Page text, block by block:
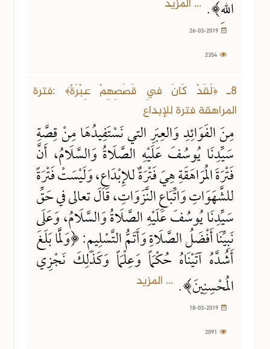
اللهِ﴾. ... المزيد
8ـ ﴿لَقَدْ كَانَ فِي قَصَصِهِمْ عِبْرَةٌ﴾ :فترة
المراهقة فترة للإبداع
مِنَ الفَوَائِدِ وَالعِبَرِ التي نَسْتَفِيدُهَا مِنْ قِصَّةِ
سَيِّدِنَا يُوسُفَ عَلَيْهِ الصَّلَاةُ وَالسَّلَامُ، أَنَّ
فَتْرَةَ المُرَاهَقَةِ هِيَ فَتْرَةٌ للإِبْدَاعِ، وَلَيْسَتْ فَتْرَةً
للشَّهَوَاتِ وَاتِّبَاعِ النَّزَوَاتِ، قَالَ تعالى في حَقِّ
سَيِّدِنَا يُوسُفَ عَلَيْهِ الصَّلَاةُ وَالسَّلَامُ، وَعَلَى
نَبِيِّنَا أَفْضَلُ الصَّلَاةِ وَأَتَمُّ التَّسْلِيمِ: ﴿وَلَمَّا بَلَغَ
أَشُدَّهُ آتَيْنَاهُ حُكْمَاً وَعِلْمَاً وَكَذَلِكَ نَجْزِي
المُحْسِنِينَ﴾. ... المزيد